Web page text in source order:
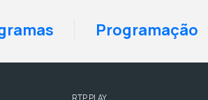
Programação
RTP PLAY